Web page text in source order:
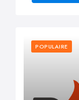
POPULAIRE